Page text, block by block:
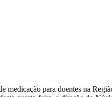
medicação para doentes na